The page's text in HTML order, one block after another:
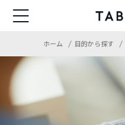
ホーム 目的から探す